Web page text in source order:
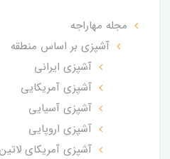
مجله مهاراجه
آشپزی بر اساس منطقه
آشپزی ایرانی
آشپزی آمریکایی
آشپزی آسیایی
آشپزی اروپایی
آشپزی آمریکای لاتین